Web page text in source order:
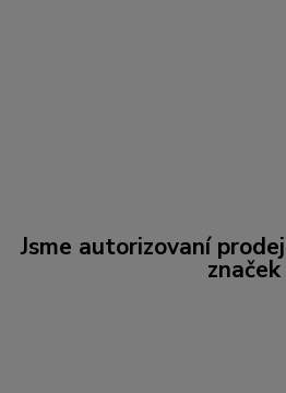
Jsme autorizovaní
značek